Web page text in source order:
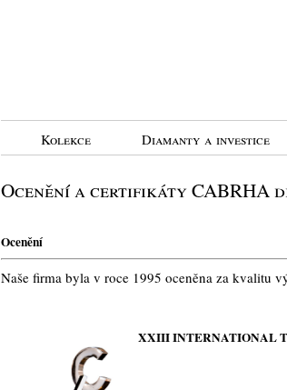
Kolekce Diamanty a investice
Ocenění a certifikáty CABRHA
Ocenění
Naše firma byla v roce 1995 oceněna za kvalitu
XXIII INTERNATIONAL